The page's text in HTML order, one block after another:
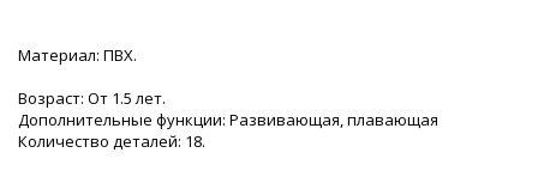
Материал: ПВХ.
Возраст: От 1.5 лет.
Дополнительные функции: Развивающая, плавающая
Количество деталей: 18.